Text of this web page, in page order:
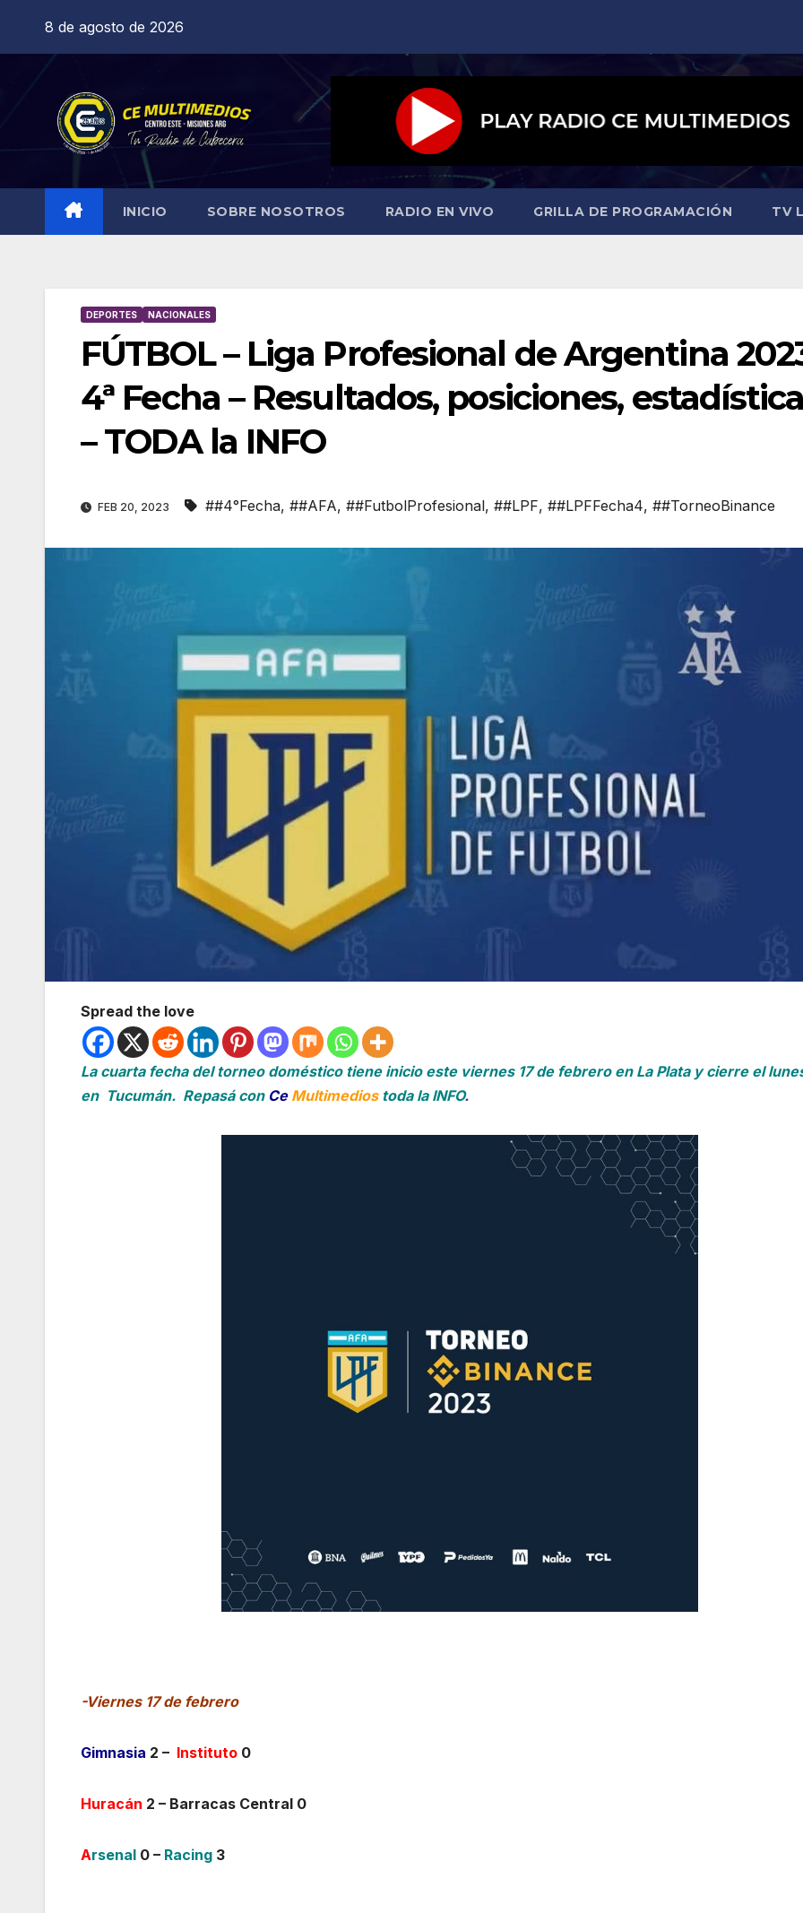
8 de agosto de 2026
INICIO SOBRE NOSOTROS RADIO EN VIVO GRILLA DE PROGRAMACIÓN TV
DEPORTES NACIONALES
FÚTBOL – Liga Profesional de Argentina
4ª Fecha – Resultados, posiciones,
– TODA la INFO
FEB 20, 2023 ##4°Fecha, ##AFA, ##FutbolProfesional, ##LPF, ##LPFFecha4, ##TorneoBinance
Spread the love
La cuarta fecha del torneo doméstico tiene inicio este viernes 17 de febrero en La Plata y cierre el
en Tucumán. Repasá con CeMultimediostoda la INFO.
-Viernes 17 de febrero
Gimnasia 2 – Instituto 0
Huracán 2 – Barracas Central 0
Arsenal 0 – Racing 3